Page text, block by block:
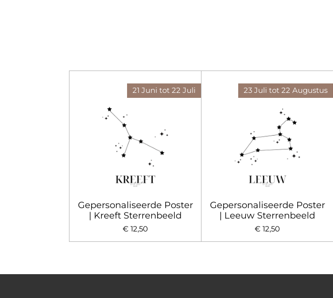
21 Juni tot 22 Juli
Gepersonaliseerde Poster
| Kreeft Sterrenbeeld
€ 12,50
23 Juli tot 22 Augustus
Gepersonaliseerde Poster
| Leeuw Sterrenbeeld
€ 12,50